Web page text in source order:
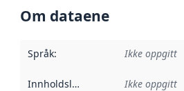
Om dataene
Språk: Ikke oppgitt
Innholdsleverandører :
Ikke oppgitt